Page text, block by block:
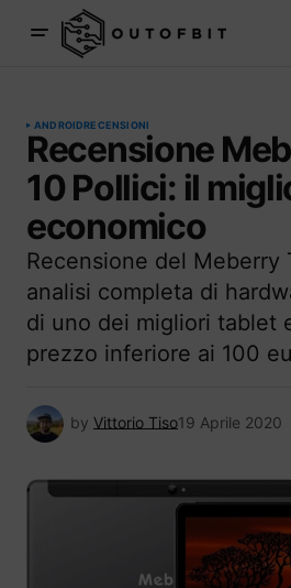
ANDROIDRECENSIONI
Recensione
10 Pollici: il
economico
Recensione del Meberry
analisi completa di
di uno dei migliori tablet
prezzo inferiore ai 100
by Vittorio Tiso19 Aprile 2020